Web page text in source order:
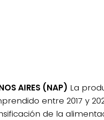
AIRES (NAP) La
entre 2017 y
de la